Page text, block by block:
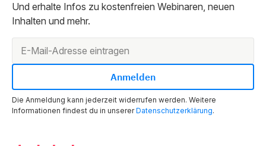
Und erhalte Infos zu kostenfreien Webinaren, neuen
Inhalten und mehr.
Die Anmeldung kann jederzeit widerrufen werden. Weitere
Informationen findest du in unsererDatenschutzerklärung.